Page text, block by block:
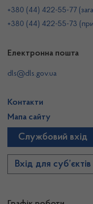
+380 (44) 422-55-77
+380 (44) 422-55-73
Електронна пошта
dls@dls.gov.ua
Контакти
Мапа сайту
Службовий вхід
Вхід для суб’єктів